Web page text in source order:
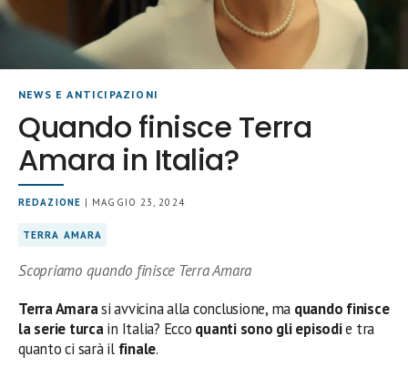
NEWS E ANTICIPAZIONI
Quando finisce Terra
Amara in Italia?
REDAZIONE | MAGGIO 23, 2024
TERRA AMARA
Scopriamo quando finisce Terra Amara
Terra Amarasi avvicina alla conclusione, ma quando finisce
la serie turcain Italia? Ecco quanti sono gli episodie tra
quanto ci sarà il finale.